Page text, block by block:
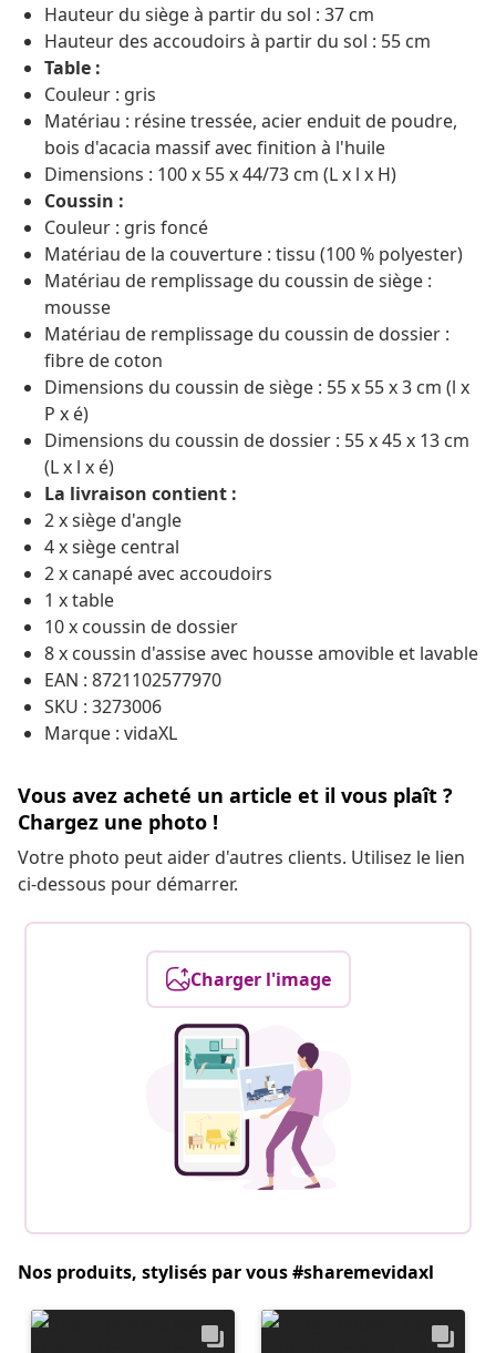
Hauteur du siège à partir du sol : 37 cm
Hauteur des accoudoirs à partir du sol : 55 cm
Table :
Couleur : gris
Matériau : résine tressée, acier enduit de poudre,
bois d'acacia massif avec finition à l'huile
Dimensions : 100 x 55 x 44/73 cm (L x l x H)
Coussin :
Couleur : gris foncé
Matériau de la couverture : tissu (100 % polyester)
Matériau de remplissage du coussin de siège :
mousse
Matériau de remplissage du coussin de dossier :
fibre de coton
Dimensions du coussin de siège : 55 x 55 x 3 cm (l x
P x é)
Dimensions du coussin de dossier : 55 x 45 x 13 cm
(L x l x é)
La livraison contient :
2 x siège d'angle
4 x siège central
2 x canapé avec accoudoirs
1 x table
10 x coussin de dossier
8 x coussin d'assise avec housse amovible et lavable
EAN : 8721102577970
SKU : 3273006
Marque : vidaXL
Vous avez acheté un article et il vous plaît ?
Chargez une photo !
Votre photo peut aider d'autres clients. Utilisez le lien
ci-dessous pour démarrer.
Charger l'image
Nos produits, stylisés par vous #sharemevidaxl